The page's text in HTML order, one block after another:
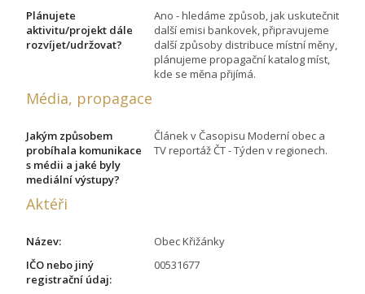
Plánujete
aktivitu/projekt dále
rozvíjet/udržovat?
Ano - hledáme způsob, jak uskutečnit
další emisi bankovek, připravujeme
další způsoby distribuce místní měny,
plánujeme propagační katalog míst,
kde se měna přijímá.
Média, propagace
Jakým způsobem
probíhala komunikace
s médii a jaké byly
mediální výstupy?
Článek v Časopisu Moderní obec a
TV reportáž ČT - Týden v regionech.
Aktéři
Název:
Obec Křižánky
IČO nebo jiný
registrační údaj:
00531677